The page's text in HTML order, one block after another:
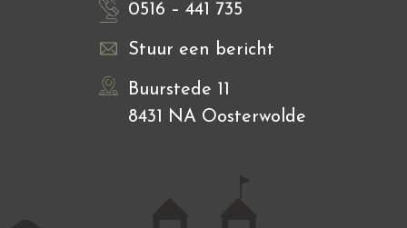
0516 – 441 735
Stuur een bericht
Buurstede 11
8431 NA Oosterwolde